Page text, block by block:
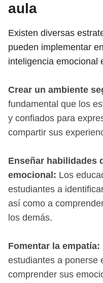
aula
Existen diversas
pueden implementar
inteligencia emocional
Crear un ambiente
fundamental que los
y confiados para
compartir sus
Enseñar habilidades
emocional: Los
estudiantes a
así como a
los demás.
Fomentar la empatía:
estudiantes a ponerse
comprender sus